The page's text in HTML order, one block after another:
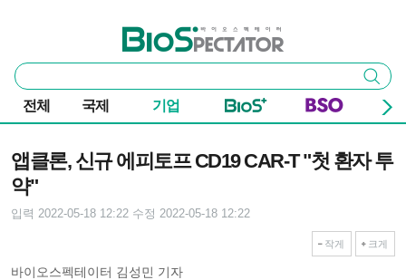
바이오스펙테이터
통
합
검
색
검색
전체 국제 기업
앱클론, 신규 에피토프 CD19 CAR-T "첫 환자 투
약"
입력 2022-05-18 12:22 수정 2022-05-18 12:22
작게 크게
바이오스펙테이터 김성민 기자